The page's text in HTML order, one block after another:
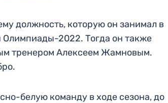
должность, которую он занимал в
Олимпиады-2022. Тогда он также
тренером Алексеем Жамновым.
белую команду в ходе сезона, до